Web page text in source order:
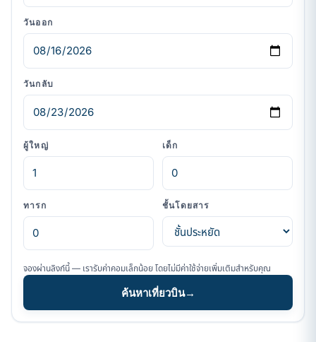
วันออก
วันกลับ
ผู้ใหญ่ เด็ก
ทารก ชั้นโดยสาร
จองผ่านลิงก์นี้ — เรารับค่าคอมเล็กน้อย โดยไม่มีค่าใช้จ่ายเพิ่มเติมสำหรับคุณ
ค้นหาเที่ยวบิน→